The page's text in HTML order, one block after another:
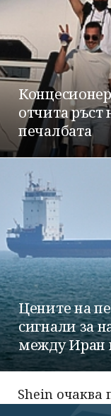
отчита ръст
печалбата
Цените на
сигнали за
между Иран
Shein очаква